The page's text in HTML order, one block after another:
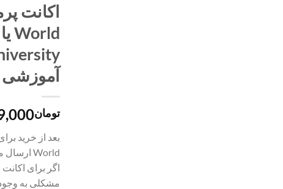
آموزشی
تومان
World ارسال می شود.
اگر برای
مشکلی به وجود